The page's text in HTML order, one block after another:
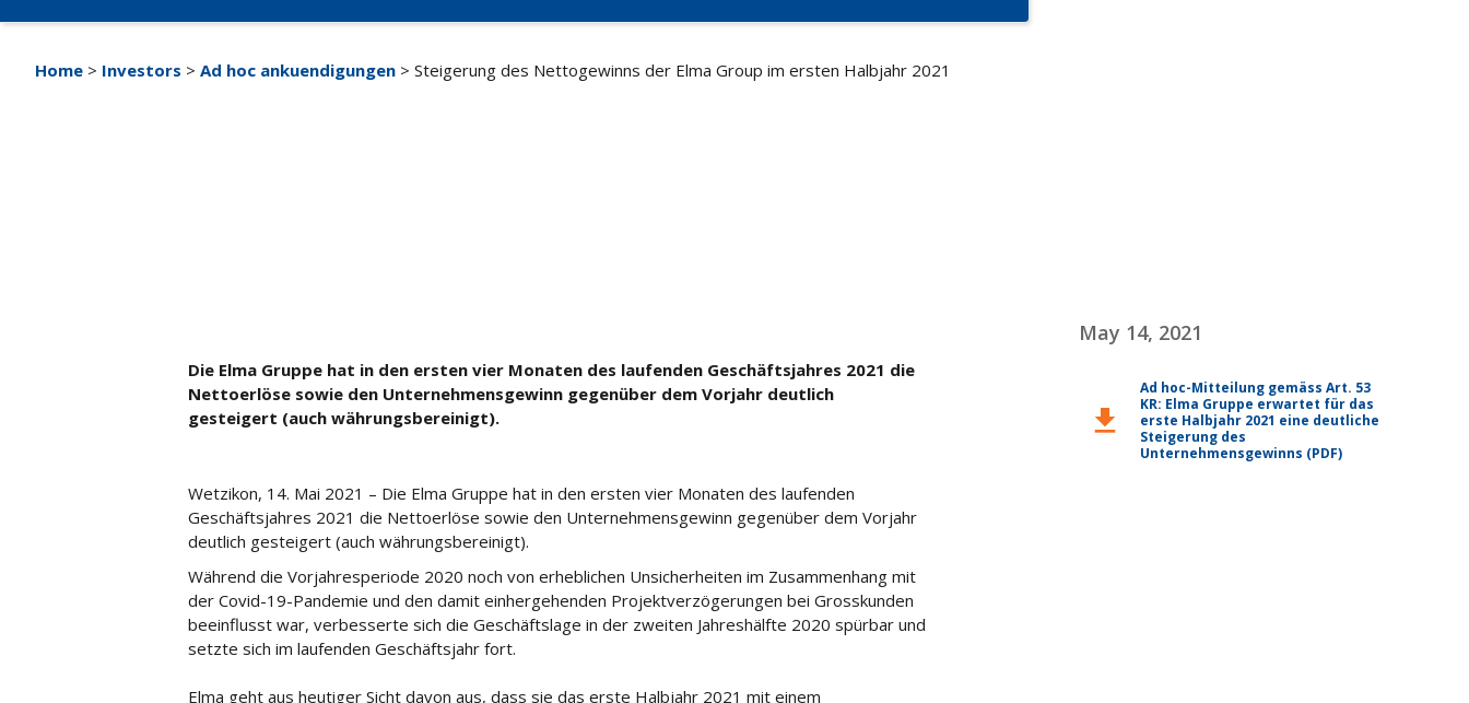
Home > Investors > Ad hoc ankuendigungen > Steigerung des Nettogewinns der Elma Group im ersten Halbjahr 2021
Die Elma Gruppe hat in den ersten vier Monaten des laufenden Geschäftsjahres 2021 die
Nettoerlöse sowie den Unternehmensgewinn gegenüber dem Vorjahr deutlich
gesteigert (auch währungsbereinigt).
Wetzikon, 14. Mai 2021 – Die Elma Gruppe hat in den ersten vier Monaten des laufenden
Geschäftsjahres 2021 die Nettoerlöse sowie den Unternehmensgewinn gegenüber dem Vorjahr
deutlich gesteigert (auch währungsbereinigt).
Während die Vorjahresperiode 2020 noch von erheblichen Unsicherheiten im Zusammenhang mit
der Covid-19-Pandemie und den damit einhergehenden Projektverzögerungen bei Grosskunden
beeinflusst war, verbesserte sich die Geschäftslage in der zweiten Jahreshälfte 2020 spürbar und
setzte sich im laufenden Geschäftsjahr fort.
Elma geht aus heutiger Sicht davon aus, dass sie das erste Halbjahr 2021 mit einem
May 14, 2021
download
Ad hoc-Mitteilung gemäss Art. 53
KR: Elma Gruppe erwartet für das
erste Halbjahr 2021 eine deutliche
Steigerung des
Unternehmensgewinns (PDF)